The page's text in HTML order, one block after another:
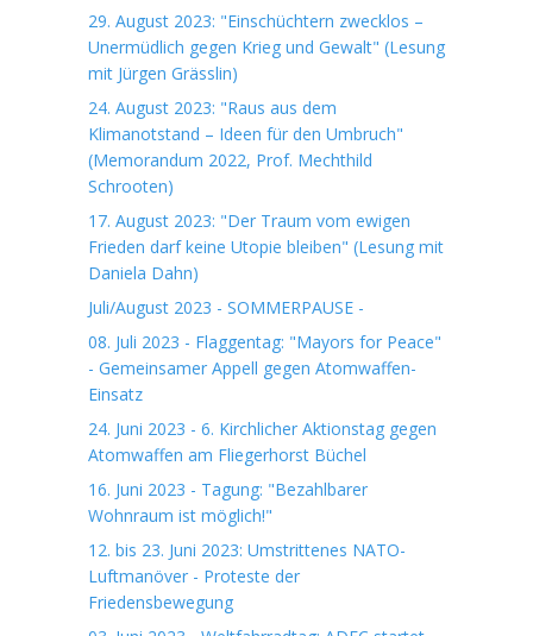
29. August 2023: "Einschüchtern zwecklos –
Unermüdlich gegen Krieg und Gewalt" (Lesung
mit Jürgen Grässlin)
24. August 2023: "Raus aus dem
Klimanotstand – Ideen für den Umbruch"
(Memorandum 2022, Prof. Mechthild
Schrooten)
17. August 2023: "Der Traum vom ewigen
Frieden darf keine Utopie bleiben" (Lesung mit
Daniela Dahn)
Juli/August 2023 - SOMMERPAUSE -
08. Juli 2023 - Flaggentag: "Mayors for Peace"
- Gemeinsamer Appell gegen Atomwaffen-
Einsatz
24. Juni 2023 - 6. Kirchlicher Aktionstag gegen
Atomwaffen am Fliegerhorst Büchel
16. Juni 2023 - Tagung: "Bezahlbarer
Wohnraum ist möglich!"
12. bis 23. Juni 2023: Umstrittenes NATO-
Luftmanöver - Proteste der
Friedensbewegung